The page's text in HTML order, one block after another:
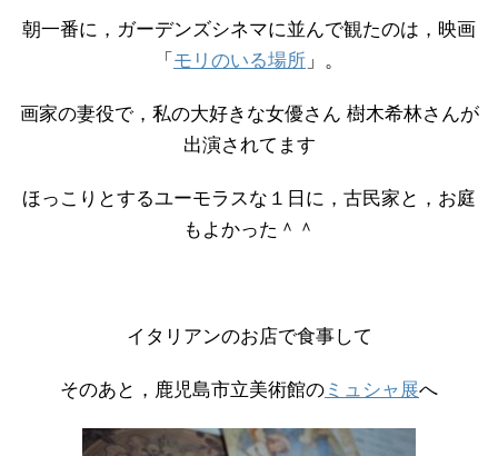
朝一番に，ガーデンズシネマに並んで観たのは，映画
「 モリのいる場所 」。
画家の妻役で，私の大好きな女優さん 樹木希林さんが
出演されてます
ほっこりとするユーモラスな１日に，古民家と，お庭
もよかった＾＾
イタリアンのお店で食事して
そのあと，鹿児島市立美術館の ミュシャ展へ